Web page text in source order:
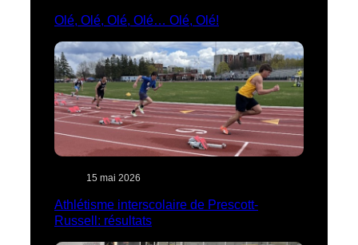
Olé, Olé, Olé, Olé… Olé, Olé!
15 mai 2026
Athlétisme interscolaire de Prescott-
Russell: résultats